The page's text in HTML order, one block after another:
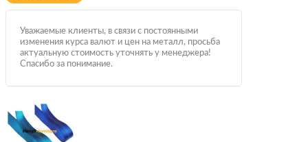
Уважаемые клиенты, в связи с постоянными
изменения курса валют и цен на металл, просьба
актуальную стоимость уточнять у менеджера!
Спасибо за понимание.